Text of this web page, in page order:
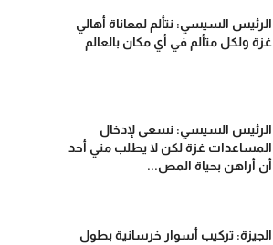
الرئيس السيسي: نتألم لمعاناة أهالي
غزة ولكل متألم في أي مكان بالعالم
الرئيس السيسي: نسعى لإدخال
المساعدات غزة لكن لا يطلب مني أحد
أن أراهن بحياة المص...
الجيزة: تركيب أسوار خرسانية بطول